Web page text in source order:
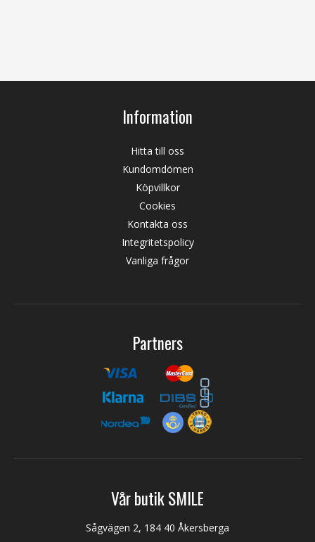
Information
Hitta till oss
Kundomdömen
Köpvillkor
Cookies
Kontakta oss
Integritetspolicy
Vanliga frågor
Partners
Vår butik SMILE
Sågvägen 2, 184 40 Åkersberga